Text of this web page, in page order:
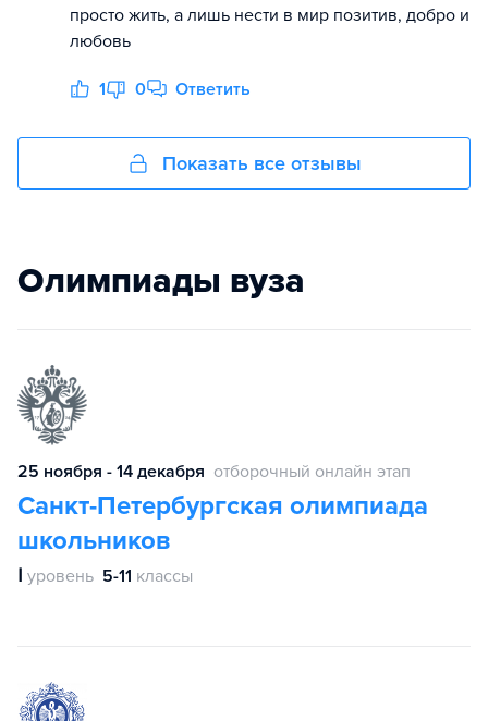
просто жить, а лишь нести в мир позитив, добро и
любовь
1 0 Ответить
Показать все отзывы
Олимпиады вуза
25 ноября - 14 декабря отборочный онлайн этап
Санкт-Петербургская олимпиада
школьников
Ⅰ уровень 5-11 классы